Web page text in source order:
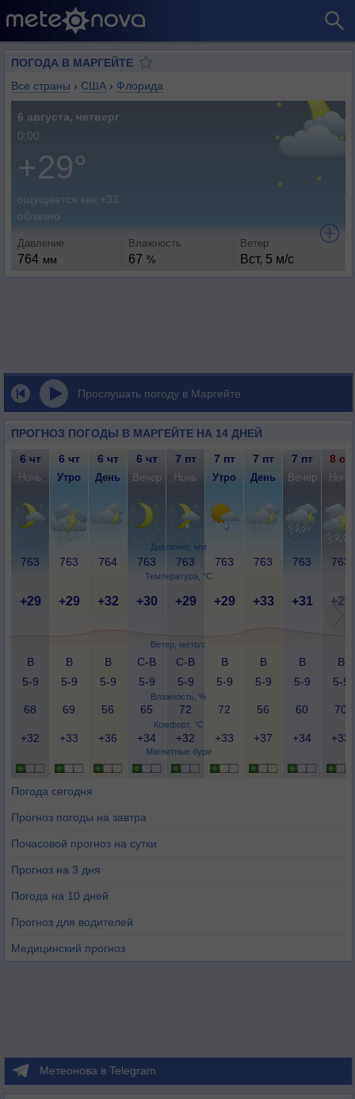
ПОГОДА В МАРГЕЙТЕ
Все страны › США › Флорида
6 августа, четверг
0:00
+29°
ощущается как +33
облачно
Давление
764 мм
Влажность
67 %
Ветер
Вст, 5 м/с
Прослушать погоду в Маргейте
ПРОГНОЗ ПОГОДЫ В МАРГЕЙТЕ НА 14 ДНЕЙ
Давление, мм
Температура, °C
Ветер, метр/с
Влажность, %
Комфорт, °C
Магнитные бури
6 чт 6 чт 6 чт 6 чт 7 пт 7 пт 7 пт 7 пт 8 сб
Ночь Утро День Вечер Ночь Утро День Вечер Ночь
763 763 764 763 763 763 763 763 763
+29 +29 +32 +30 +29 +29 +33 +31 +29
В
5-9
В
5-9
В
5-9
С-В
5-9
С-В
5-9
В
5-9
В
5-9
В
5-9
В
5-9
68 69 56 65 72 72 56 60 70
+32 +33 +36 +34 +32 +33 +37 +34 +33
Погода сегодня
Прогноз погоды на завтра
Почасовой прогноз на сутки
Прогноз на 3 дня
Погода на 10 дней
Прогноз для водителей
Медицинский прогноз
Метеонова в Telegram